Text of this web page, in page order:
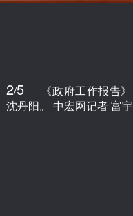
2/5
《政府工作报告
沈丹阳。 中宏网记者 富